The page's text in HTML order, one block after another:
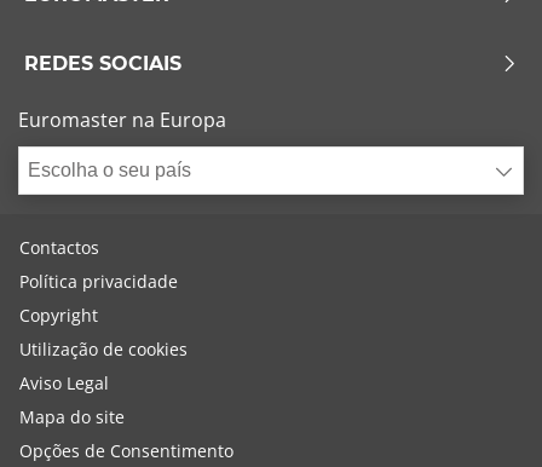
REDES SOCIAIS
Euromaster na Europa
Escolha o seu país
Contactos
Política privacidade
Copyright
Utilização de cookies
Aviso Legal
Mapa do site
Opções de Consentimento